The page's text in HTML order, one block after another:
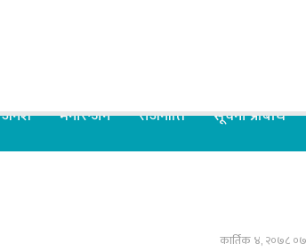
मनोरन्जन राजनीति सूचना प्रबिधि
कार्तिक ४, २०७८